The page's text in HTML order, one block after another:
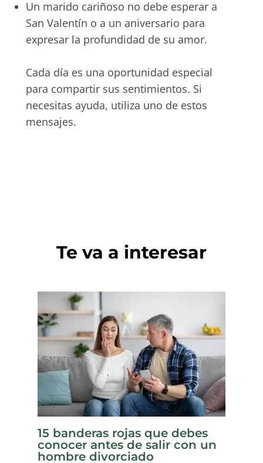
Un marido cariñoso no debe esperar a
San Valentín o a un aniversario para
expresar la profundidad de su amor.
Cada día es una oportunidad especial
para compartir sus sentimientos. Si
necesitas ayuda, utiliza uno de estos
mensajes.
Te va a interesar
15 banderas rojas que debes
conocer antes de salir con un
hombre divorciado